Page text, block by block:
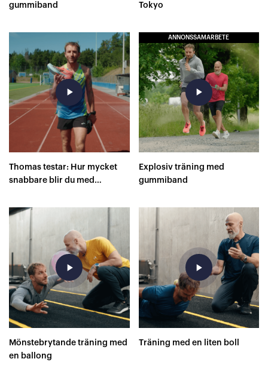
gummiband
Tokyo
play_arrow
Thomas testar: Hur mycket
snabbare blir du med
ANNONSSAMARBETE
play_arrow
Explosiv träning med
gummiband
play_arrow
Mönstebrytande träning med
en ballong
play_arrow
Träning med en liten boll